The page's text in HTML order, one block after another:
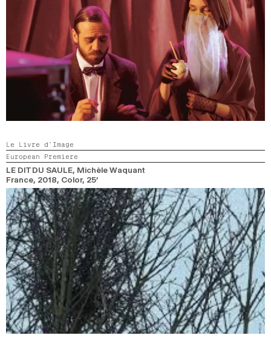
Le Livre d’Image
European Premiere
LE DIT DU SAULE, Michèle Waquant
France, 2018, Color, 25’